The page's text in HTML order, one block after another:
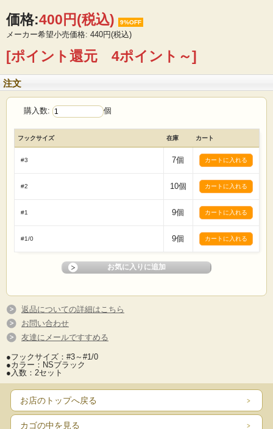
価格:400円(税込) 9%OFF
メーカー希望小売価格: 440円(税込)
[ポイント還元 4ポイント～]
注文
購入数: 個
フックサイズ 在庫 カート
#3 7個
#2 10個
#1 9個
#1/0 9個
返品についての詳細はこちら
お問い合わせ
友達にメールですすめる
●フックサイズ：#3～#1/0
●カラー：NSブラック
●入数：2セット
お店のトップへ戻る
カゴの中を見る